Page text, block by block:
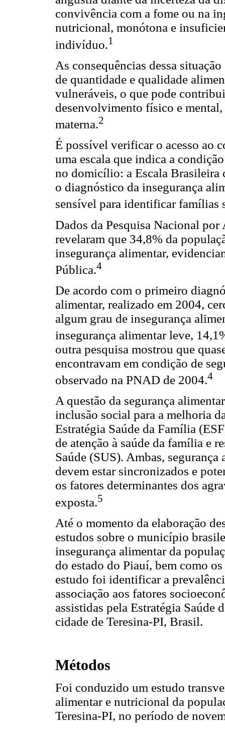
convivência com a fome ou na
nutricional, monótona e
indivíduo.1
As consequências dessa
de quantidade e qualidade
vulneráveis, o que pode
desenvolvimento físico e
materna.2
É possível verificar o acesso ao
uma escala que indica a
no domicílio: a Escala
o diagnóstico da insegurança
sensível para identificar famílias
Dados da Pesquisa Nacional
revelaram que 34,8% da
insegurança alimentar,
Pública.4
De acordo com o primeiro
alimentar, realizado em 2004,
algum grau de insegurança
insegurança alimentar leve,
outra pesquisa mostrou que
encontravam em condição de
observado na PNAD de 2004.4
A questão da segurança
inclusão social para a melhoria
Estratégia Saúde da Família
de atenção à saúde da família e
Saúde (SUS). Ambas,
devem estar sincronizados e
os fatores determinantes dos
exposta.5
Até o momento da elaboração
estudos sobre o município
insegurança alimentar da
do estado do Piauí, bem como
estudo foi identificar a
associação aos fatores
assistidas pela Estratégia Saúde
cidade de Teresina-PI, Brasil.
Métodos
Foi conduzido um estudo
alimentar e nutricional da
Teresina-PI, no período de